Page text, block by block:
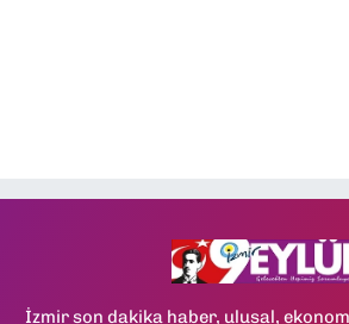
İzmir son dakika haber, ulusal,